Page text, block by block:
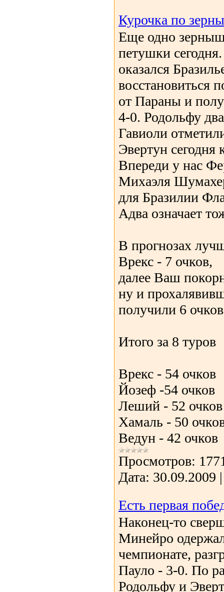
Курочка по
Еще одно
петушки
оказался
восстановиться
от Параны и
4-0. Родольфу
Гавиоли
Эвертун
Впереди у нас
Михаэля
для Бразилии
Адва означает
В прогнозах
Врекс - 7 очков,
далее Ваш
ну и
получили 6
Итого за 8 туров
Врекс - 54 очков
Йозеф -54 очков
Леший - 52 очков
Хамаль - 50
Ведун - 42 очков
Просмотров:
Дата: 30.09.2009
Есть первая
Наконец-то
Минейро
чемпионате,
Пауло - 3-0. По
Родольфу и